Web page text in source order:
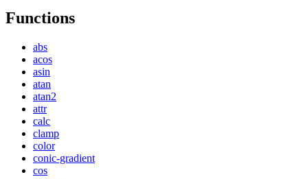
Functions
abs
acos
asin
atan
atan2
attr
calc
clamp
color
conic-gradient
cos